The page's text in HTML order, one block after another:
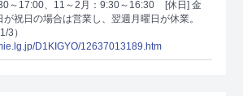
～17:00、11～2月：9:30～16:30
[休日] 金
祝日の場合は営業し、翌週月曜日が休業。
3）
D1KIGYO/12637013189.htm